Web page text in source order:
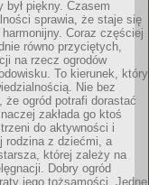
był piękny. Czasem
sprawia, że staje się
Coraz częściej
równo przyciętych,
na rzecz ogrodów
To kierunek, który
Nie bez
ogród potrafi dorastać
zakłada go ktoś
do aktywności i
rodzina z dziećmi, a
której zależy na
Dobry ogród
jego tożsamości. Jedne